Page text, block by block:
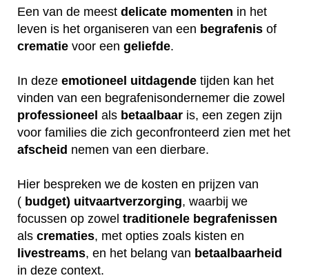
Een van de meest delicate momenten in het
leven is het organiseren van een begrafenis of
crematie voor een geliefde.
In deze emotioneel uitdagende tijden kan het
vinden van een begrafenisondernemer die zowel
professioneel als betaalbaar is, een zegen zijn
voor families die zich geconfronteerd zien met het
afscheid nemen van een dierbare.
Hier bespreken we de kosten en prijzen van
( budget) uitvaartverzorging, waarbij we
focussen op zowel traditionele begrafenissen
als crematies, met opties zoals kisten en
livestreams, en het belang van betaalbaarheid
in deze context.